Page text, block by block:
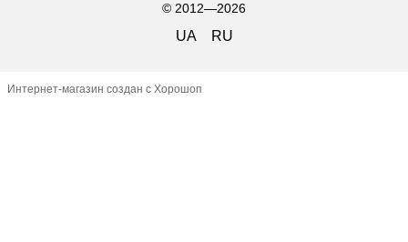
© 2012—2026
UA RU
Интернет-магазин создан с Хорошоп